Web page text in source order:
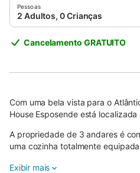
Pessoas
2 Adultos, 0 Crianças
Cancelamento GRATUITO
Com uma bela vista para o
House Esposende está localizada
A propriedade de 3 andares é
uma cozinha totalmente
Exibir mais